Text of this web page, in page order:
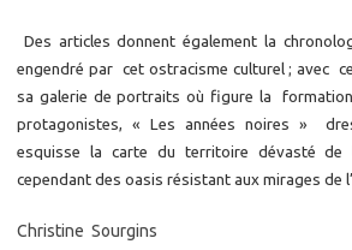
Des articles donnent également la
engendré par cet ostracisme culturel ; avec
sa galerie de portraits où figure la
protagonistes, « Les années noires »
esquisse la carte du territoire dévasté
cependant des oasis résistant aux mirages de
Christine Sourgins